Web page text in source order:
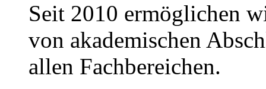
Seit 2010 ermöglichen
von akademischen
allen Fachbereichen.